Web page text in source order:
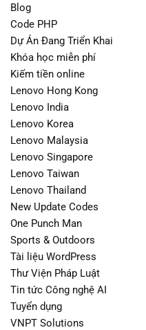
Blog
Code PHP
Dự Án Đang Triển Khai
Khóa học miễn phí
Kiếm tiền online
Lenovo Hong Kong
Lenovo India
Lenovo Korea
Lenovo Malaysia
Lenovo Singapore
Lenovo Taiwan
Lenovo Thailand
New Update Codes
One Punch Man
Sports & Outdoors
Tài liệu WordPress
Thư Viện Pháp Luật
Tin tức Công nghệ AI
Tuyển dụng
VNPT Solutions